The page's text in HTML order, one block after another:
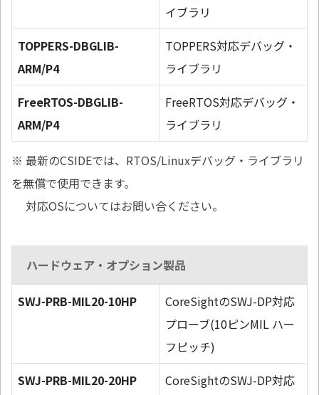
イブラリ
TOPPERS-DBGLIB-
ARM/P4
TOPPERS対応デバッグ・
ライブラリ
FreeRTOS-DBGLIB-
ARM/P4
FreeRTOS対応デバッグ・
ライブラリ
※ 最新のCSIDEでは、RTOS/Linuxデバッグ・ライブラリ
を無償で使用できます。
対応OSについてはお問い合ください。
ハードウェア・オプション製品
SWJ-PRB-MIL20-10HP
CoreSightのSWJ-DP対応
プローブ(10ピンMIL ハー
フピッチ)
SWJ-PRB-MIL20-20HP
CoreSightのSWJ-DP対応